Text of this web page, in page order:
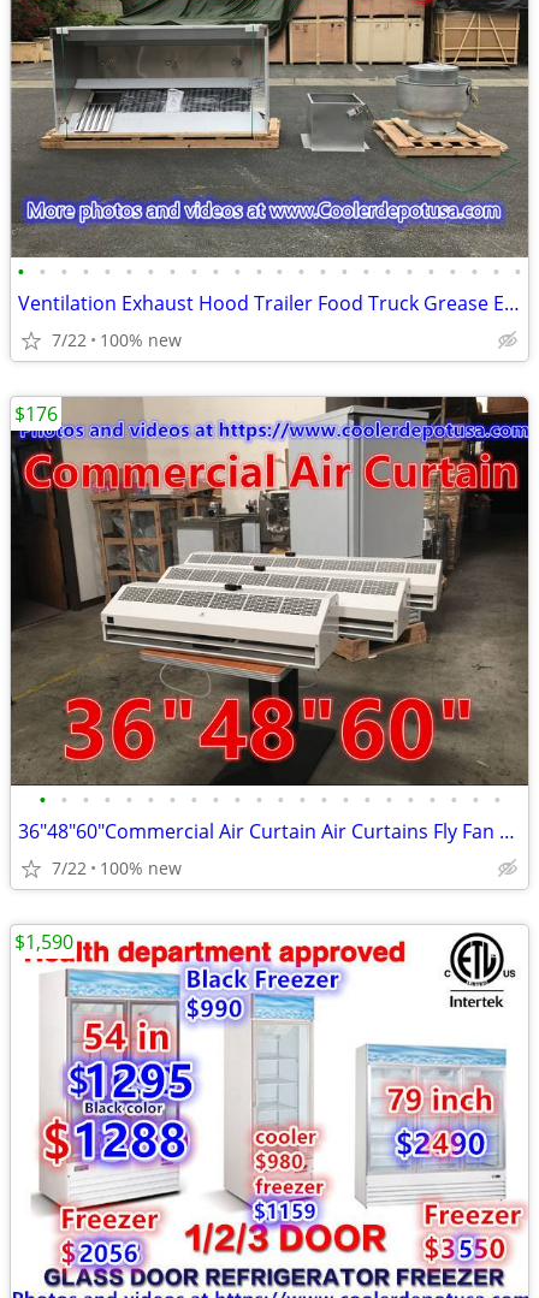
• • • • • • • • • • • • • • • • • • • • • • • •
Ventilation Exhaust Hood Trailer Food Truck Grease Exhaust Vent fan
7/22 100% new
• • • • • • • • • • • • • • • • • • • • • •
36"48"60"Commercial Air Curtain Air Curtains Fly Fan Door Window REST
7/22 100% new
$176
$1,590